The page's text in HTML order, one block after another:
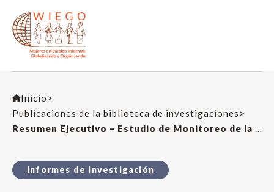
Inicio >
Publicaciones de la biblioteca de investigaciones >
Resumen Ejecutivo – Estudio de Monitoreo de la Economía Informal: Recicladores en Pune, India
Informes de investigación